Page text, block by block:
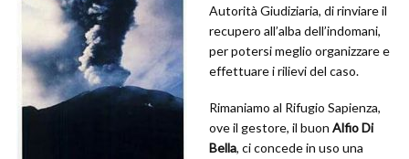
Autorità Giudiziaria, di rinviare il
recupero all’alba dell’indomani,
per potersi meglio organizzare e
effettuare i rilievi del caso.
Rimaniamo al Rifugio Sapienza,
ove il gestore, il buon Alfio Di
Bella, ci concede in uso una